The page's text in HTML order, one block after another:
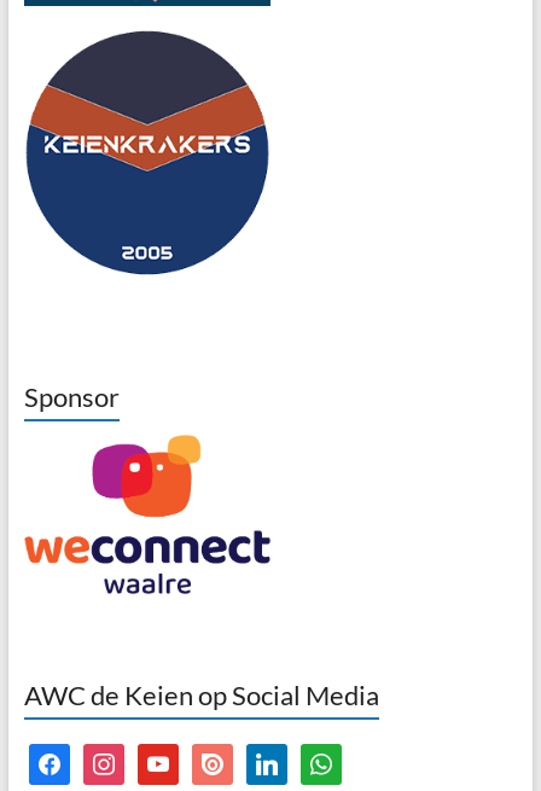
Sponsor
AWC de Keien op Social Media
facebookinstagramyoutubeissuu linkedinwhatsapp